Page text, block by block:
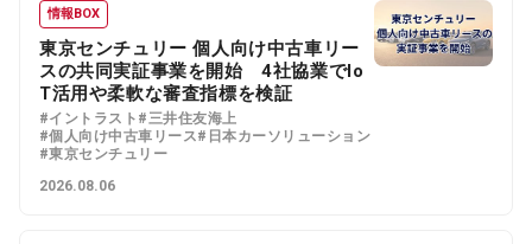
情報BOX
東京センチュリー 個人向け中古車リー
スの共同実証事業を開始 4社協業でIo
T活用や柔軟な審査指標を検証
#イントラスト #三井住友海上
#個人向け中古車リース#日本カーソリューション
#東京センチュリー
2026.08.06